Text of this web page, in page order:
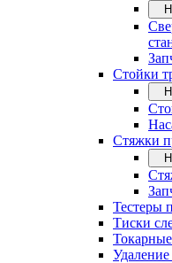
Стойки
Стяжки
Тестеры
Тиски